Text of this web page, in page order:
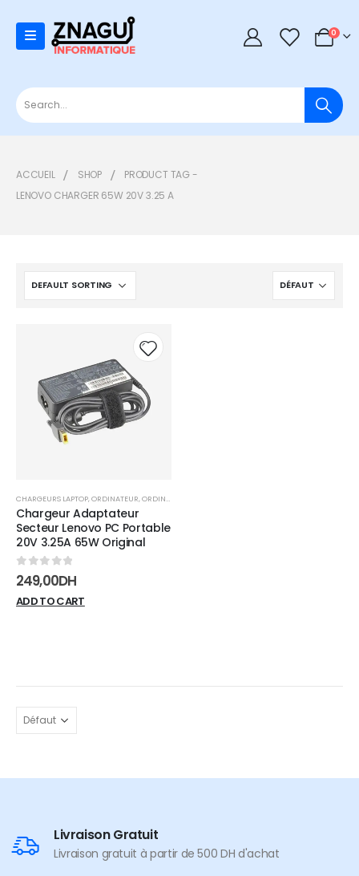
0 0
ACCUEIL SHOP
PRODUCT TAG -
LENOVO CHARGER 65W 20V 3.25 A
Add to
wishlist
CHARGEURS LAPTOP,ORDINATEUR,ORDINATEUR PORTABLE
Chargeur Adaptateur
Secteur Lenovo PC Portable
20V 3.25A 65W Original
0 sur 5
249,00DH
ADD TO CART
Livraison Gratuit
Livraison gratuit à partir de 500 DH d'achat